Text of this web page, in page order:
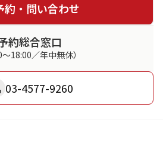
約・問い合わせ
約総合窓口
～18:00／年中無休）
03-4577-9260